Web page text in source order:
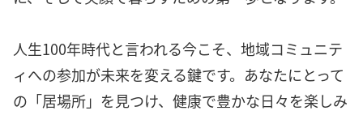
人生100年時代と言われる今こそ、地域コミュニテ
ィへの参加が未来を変える鍵です。あなたにとって
の「居場所」を見つけ、健康で豊かな日々を楽しみ